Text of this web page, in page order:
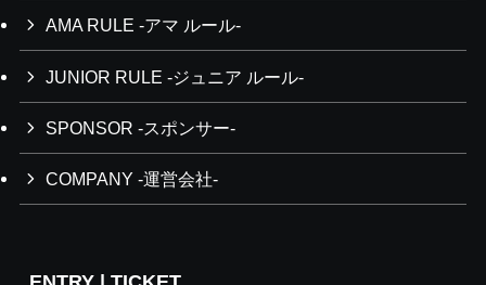
AMA RULE -アマ ルール-
JUNIOR RULE -ジュニア ルール-
SPONSOR -スポンサー-
COMPANY -運営会社-